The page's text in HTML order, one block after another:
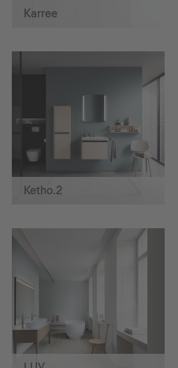
Karree
Ketho.2